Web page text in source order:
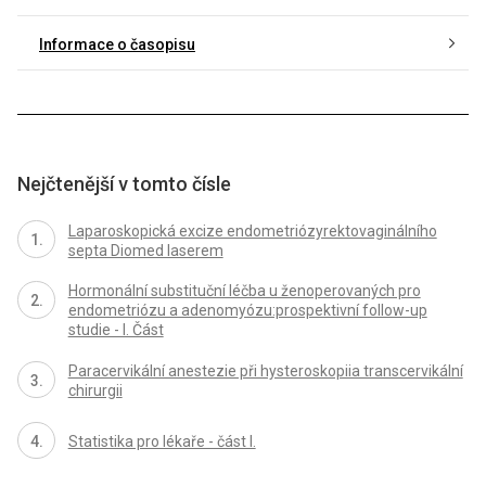
Informace o časopisu
Nejčtenější v tomto čísle
Laparoskopická excize endometriózyrektovaginálního
septa Diomed laserem
Hormonální substituční léčba u ženoperovaných pro
endometriózu a adenomyózu:prospektivní follow-up
studie - I. Část
Paracervikální anestezie při hysteroskopiia transcervikální
chirurgii
Statistika pro lékaře - část I.